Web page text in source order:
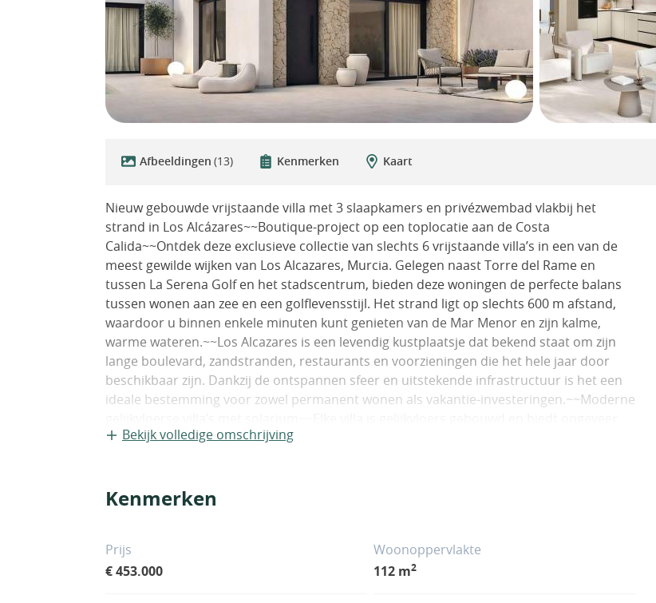
Afbeeldingen (13) Kenmerken Kaart
Nieuw gebouwde vrijstaande villa met 3 slaapkamers en privézwembad vlakbij het
strand in Los Alcázares~~Boutique-project op een toplocatie aan de Costa
Calida~~Ontdek deze exclusieve collectie van slechts 6 vrijstaande villa’s in een van de
meest gewilde wijken van Los Alcazares, Murcia. Gelegen naast Torre del Rame en
tussen La Serena Golf en het stadscentrum, bieden deze woningen de perfecte balans
tussen wonen aan zee en een golflevensstijl. Het strand ligt op slechts 600 m afstand,
waardoor u binnen enkele minuten kunt genieten van de Mar Menor en zijn kalme,
warme wateren.~~Los Alcazares is een levendig kustplaatsje dat bekend staat om zijn
lange boulevard, zandstranden, restaurants en voorzieningen die het hele jaar door
beschikbaar zijn. Dankzij de ontspannen sfeer en uitstekende infrastructuur is het een
ideale bestemming voor zowel permanent wonen als vakantie-investeringen.~~Moderne
112 m2 woonoppervlak op privéterreinen variërend van 217 m2 tot 310 m2. De
valt op door het dubbele plafondhoogte, waardoor een lichte en luchtige ruimte
villa’s zijn ontworpen om optimaal te profiteren van het mediterrane klimaat. Elke
woning beschikt over een privézwembad met waterval, een ruim terras en een groot
Bekijk volledige omschrijving
Kenmerken
Prijs
€ 453.000
Woonoppervlakte
112 m2